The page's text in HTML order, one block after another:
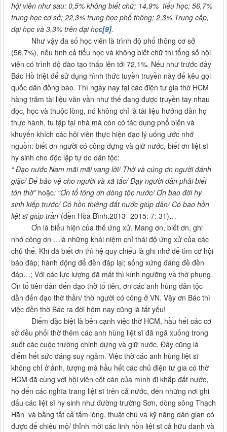
hội viên như sau: 0,5% không biết chữ; 14,9% tiểu học; 56,7%
trung học cơ sở; 22,3% trung học phổ thông; 2,3% Trung cấp,
đại học và 3,3% trên đại học[9].
Như vậy đa số học viên là trình độ phổ thông cơ sở
(56,7%), nếu tính cả tiểu học và không biết chữ thì tổng số hội
viên có trình độ đào tạo thấp lên tới 72,1%. Nếu như trước đây
Bác Hồ triệt để sử dụng hình thức tuyền truyền này để kêu gọi
quốc dân đồng bào. Thì ngày nay tại các điện tư gia thờ HCM
hàng trăm tài liệu văn vần như thế đang được truyền tay nhau
đọc, học và thuộc lòng, nó không chỉ là tài liệu hướng dẫn họ
thực hành, tu tập tại nhà mà còn có tác dụng phổ biến và
khuyến khích các hội viên thực hiện đạo lý uống ước nhớ
nguồn: biết ơn người có công dựng và giữ nước, biết ơn liệt sĩ
hy sinh cho độc lập tự do dân tộc:
“ Đạo nước Nam mãi mãi vang lời/ Thờ và cúng ơn người đánh
giặc/ Để bảo vệ cho người và xã tắc/ Dạy người dân phải biết
tôn thờ” hoặc: “Ơn tổ tông ơn dòng tộc nước/ Ơn bao đời hy
sinh kiếp trước/ Có hồn thiêng đất nước giúp dân/ Có bao hồn
liệt sĩ giúp trần”(đền Hòa Bình.2013- 2015: 7: 31)…
Ơn là biểu hiện của thế ứng xử. Mang ơn, biết ơn, ghi
nhớ công ơn …là những khái niệm chỉ thái độ ứng xử của các
chủ thể. Khi đã biết ơn thì hệ quy chiếu là ghi nhớ để tìm cơ hội
báo đáp; hành động để đền đáp lại; sống xứng đáng đề đền
đáp…; Với các lực lượng đã mất thì kính ngưỡng và thờ phụng.
Ơn tổ tiên dẫn đến đạo thờ tổ tiên, ơn các anh hùng dân tộc
dẫn đến đạo thờ thần/ thờ người có công ở VN. Vậy ơn Bác thì
việc đền thờ Bác ra đời hôm nay cũng là tất yếu!
Điểm đặc biệt là bên cạnh việc thờ HCM, hầu hết các cơ
sở đều phối thờ thêm các anh hùng liệt sĩ đã ngã xuống trong
suốt các cuộc trường chinh dựng và giữ nước. Đây cũng là
điểm hết sức đáng suy ngẫm. Việc thờ các anh hùng liệt sĩ
không chỉ ở ảnh, tượng mà hầu hết các chủ điện tư gia có thờ
HCM đã cùng với hội viên cốt cán của mình đi khắp đất nước,
họ đến các nghĩa trang liệt sĩ trên cả nước, đến những nơi ghi
dấu các liệt sĩ hy sinh như đường trường Sơn, dòng sông Thạch
Hãn và bằng tất cả tấm lòng, thuật chú và kỹ năng dân gian có
được để chiêu mộ/ thỉnh mời các linh hồn liệt sĩ cả hữu danh và